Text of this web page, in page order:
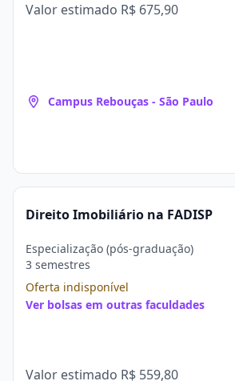
Valor estimado R$ 675,90
Campus Rebouças - São Paulo
Direito Imobiliário na FADISP
Especialização (pós-graduação)
3 semestres
Oferta indisponível
Ver bolsas em outras faculdades
Valor estimado R$ 559,80